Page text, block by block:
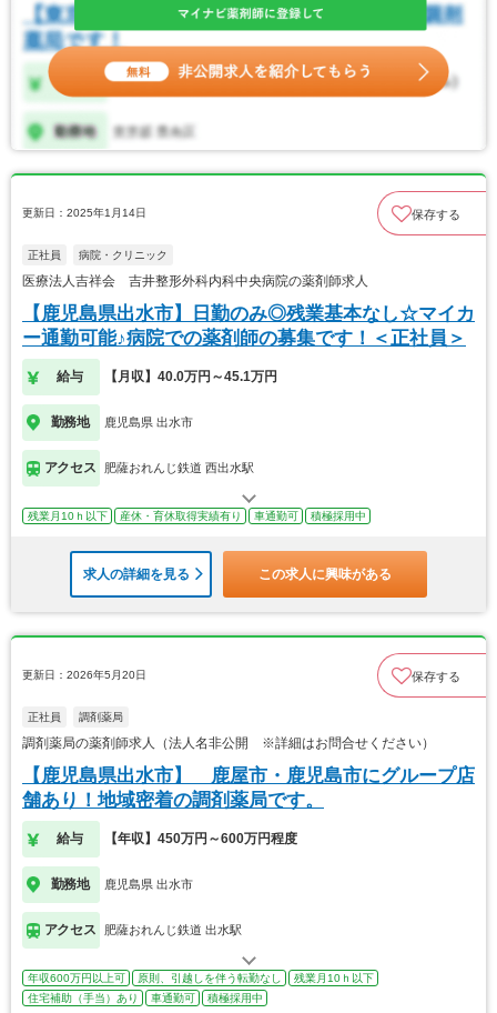
更新日：2025年1月14日 保存する
正社員 病院・クリニック
医療法人吉祥会 吉井整形外科内科中央病院の薬剤師求人
【鹿児島県出水市】日勤のみ◎残業基本なし☆マイカ
ー通勤可能♪病院での薬剤師の募集です！＜正社員＞
給与 【月収】40.0万円～45.1万円
勤務地 鹿児島県 出水市
アクセス 肥薩おれんじ鉄道 西出水駅
残業月10ｈ以下 産休・育休取得実績有り 車通勤可 積極採用中
求人の詳細を見る この求人に興味がある
更新日：2026年5月20日 保存する
正社員 調剤薬局
調剤薬局の薬剤師求人（法人名非公開 ※詳細はお問合せください）
【鹿児島県出水市】 鹿屋市・鹿児島市にグループ店
舗あり！地域密着の調剤薬局です。
給与 【年収】450万円～600万円程度
勤務地 鹿児島県 出水市
アクセス 肥薩おれんじ鉄道 出水駅
年収600万円以上可 原則、引越しを伴う転勤なし
残業月10ｈ以下
住宅補助（手当）あり
車通勤可 積極採用中